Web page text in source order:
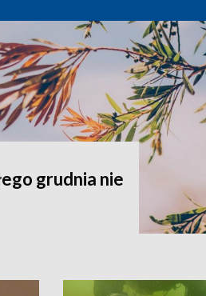
grudnia nie